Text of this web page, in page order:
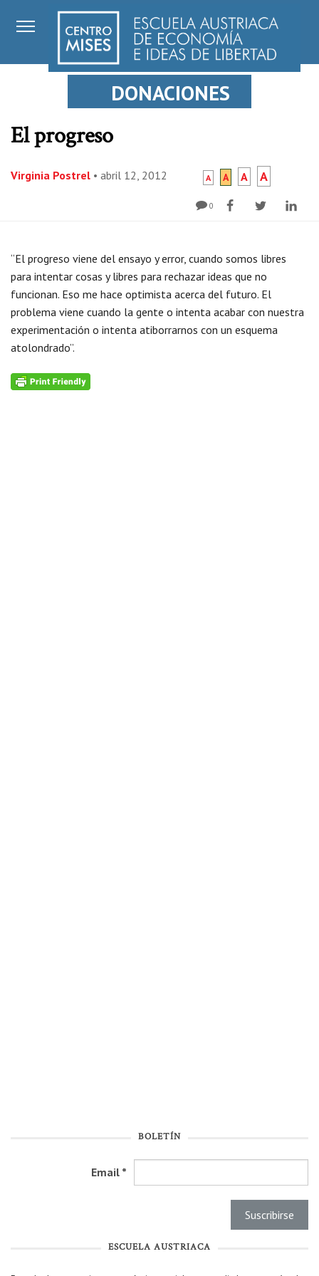
DONACIONES
El progreso
Virginia Postrel • abril 12, 2012 A A A A
0
“El progreso viene del ensayo y error, cuando somos libres
para intentar cosas y libres para rechazar ideas que no
funcionan. Eso me hace optimista acerca del futuro. El
problema viene cuando la gente o intenta acabar con nuestra
experimentación o intenta atiborrarnos con un esquema
atolondrado”.
BOLETÍN
Email *
ESCUELA AUSTRIACA